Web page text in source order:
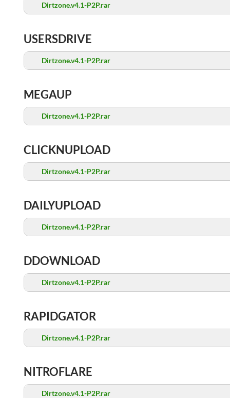
Dirtzone.v4.1-P2P.rar
USERSDRIVE
Dirtzone.v4.1-P2P.rar
MEGAUP
Dirtzone.v4.1-P2P.rar
CLICKNUPLOAD
Dirtzone.v4.1-P2P.rar
DAILYUPLOAD
Dirtzone.v4.1-P2P.rar
DDOWNLOAD
Dirtzone.v4.1-P2P.rar
RAPIDGATOR
Dirtzone.v4.1-P2P.rar
NITROFLARE
Dirtzone.v4.1-P2P.rar